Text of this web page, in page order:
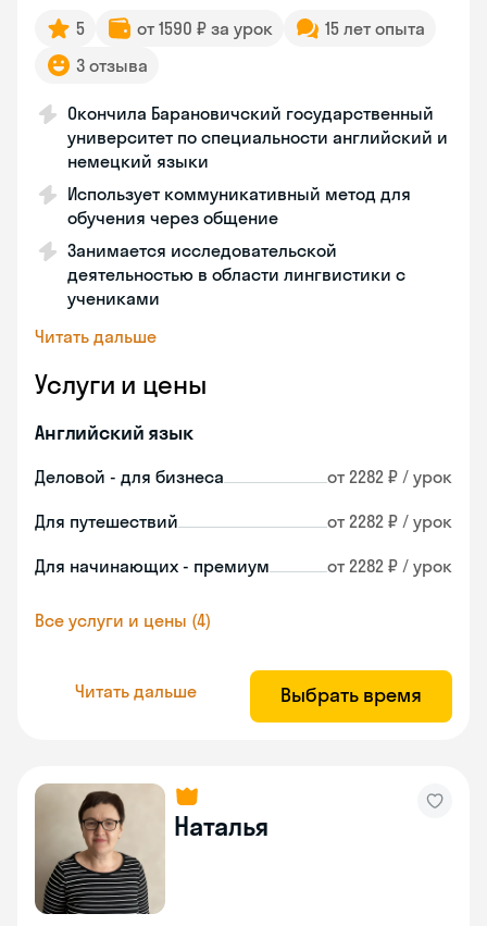
5 от 1590 ₽ за урок
15 лет опыта
3 отзыва
Окончила Барановичский государственный
университет по специальности английский и
немецкий языки
Использует коммуникативный метод для
обучения через общение
Занимается исследовательской
деятельностью в области лингвистики с
учениками
Читать дальше
Услуги и цены
Английский язык
Деловой - для бизнеса от 2282 ₽ / урок
Для путешествий от 2282 ₽ / урок
Для начинающих - премиум от 2282 ₽ / урок
Все услуги и цены (4)
Читать дальше Выбрать время
Наталья